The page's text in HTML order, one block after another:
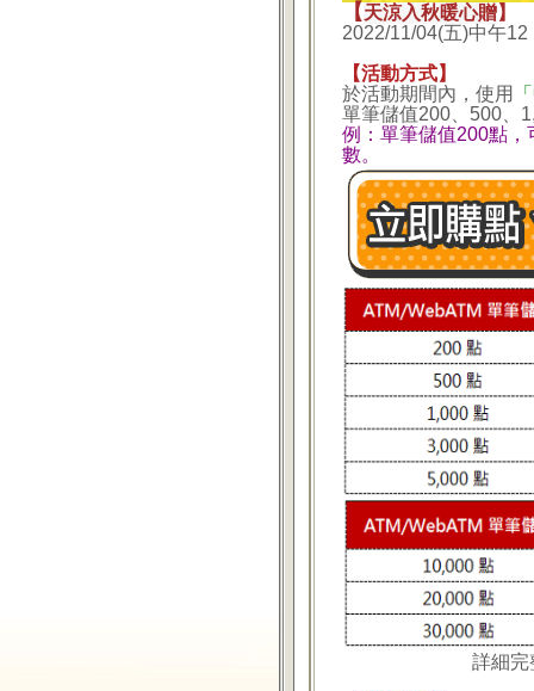
【天涼入秋暖心贈】
2022/11/04(五)中午
【活動方式】
於活動期間內，使用
單筆儲值200、500、
例：單筆儲值200點
數。
詳細完